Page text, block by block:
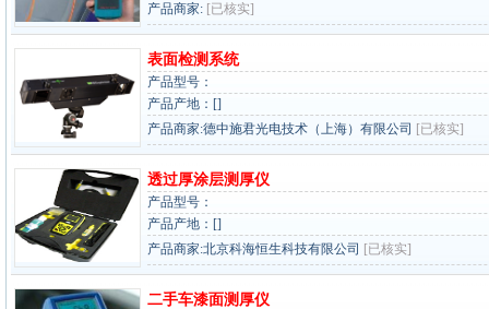
产品商家: [已核实]
表面检测系统
产品型号：
产品产地：[]
产品商家:德中施君光电技术（上海）有限公司 [已核实]
透过厚涂层测厚仪
产品型号：
产品产地：[]
产品商家:北京科海恒生科技有限公司 [已核实]
二手车漆面测厚仪